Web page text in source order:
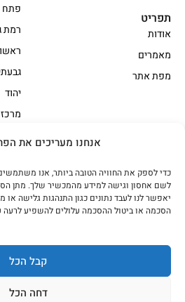
אנחנו מעריכים את
לשם אחסון וגישה למידע מהמכשיר שלך. מתן
יאפשר לנו לעבד נתונים כגון התנהגות גלישה או
הסכמה או ביטול ההסכמה עלולים להשפיע לרעה
קבל הכל
דחה הכל
אווז
בשר
בשר בקר עגלה משובח
בשר
הודו
חלקים
מיוחדי
נתחי פנים
עוף
פתח
רמת
יהוד
מרכז
תפריט
אודות
מאמרים
מפת אתר